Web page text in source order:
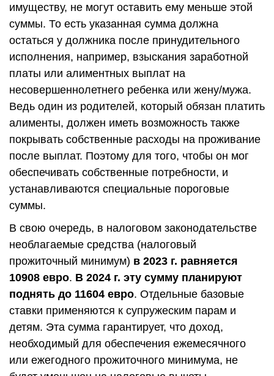
имуществу, не могут оставить ему меньше этой
суммы. То есть указанная сумма должна
остаться у должника после принудительного
исполнения, например, взыскания заработной
платы или алиментных выплат на
несовершеннолетнего ребенка или жену/мужа.
Ведь один из родителей, который обязан платить
алименты, должен иметь возможность также
покрывать собственные расходы на проживание
после выплат. Поэтому для того, чтобы он мог
обеспечивать собственные потребности, и
устанавливаются специальные пороговые
суммы.
В свою очередь, в налоговом законодательстве
необлагаемые средства (налоговый
прожиточный минимум) в 2023 г. равняется
10908 евро. В 2024 г. эту сумму планируют
поднять до 11604 евро. Отдельные базовые
ставки применяются к супружеским парам и
детям. Эта сумма гарантирует, что доход,
необходимый для обеспечения ежемесячного
или ежегодного прожиточного минимума, не